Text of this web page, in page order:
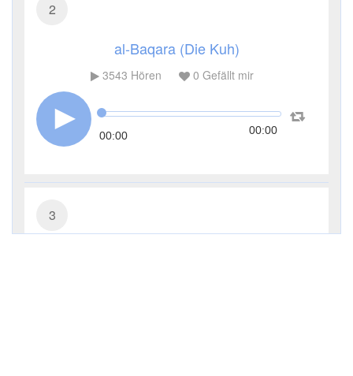
2
al-Baqara (Die Kuh)
3543 Hören 0 Gefällt mir
00:00 00:00
3